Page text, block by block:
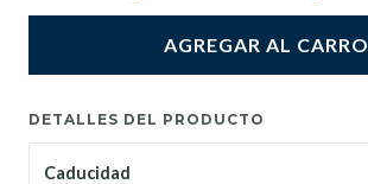
AGREGAR AL CARRO
DETALLES DEL PRODUCTO
Caducidad